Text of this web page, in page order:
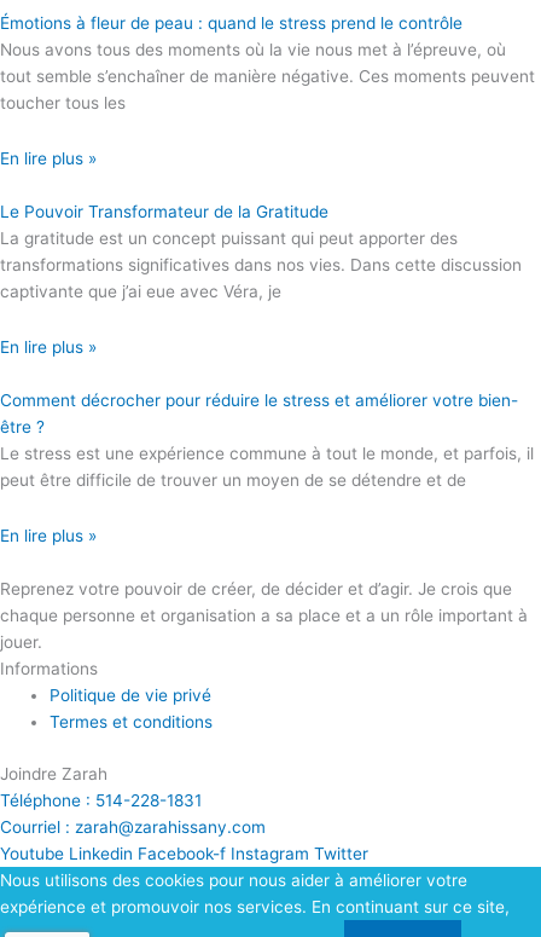
Émotions à fleur de peau : quand le stress prend le contrôle
Nous avons tous des moments où la vie nous met à l’épreuve, où
tout semble s’enchaîner de manière négative. Ces moments peuvent
toucher tous les
En lire plus »
Le Pouvoir Transformateur de la Gratitude
La gratitude est un concept puissant qui peut apporter des
transformations significatives dans nos vies. Dans cette discussion
captivante que j’ai eue avec Véra, je
En lire plus »
Comment décrocher pour réduire le stress et améliorer votre bien-
être ?
Le stress est une expérience commune à tout le monde, et parfois, il
peut être difficile de trouver un moyen de se détendre et de
En lire plus »
Reprenez votre pouvoir de créer, de décider et d’agir. Je crois que
chaque personne et organisation a sa place et a un rôle important à
jouer.
Informations
Politique de vie privé
Termes et conditions
Joindre Zarah
Téléphone : 514-228-1831
Courriel : zarah@zarahissany.com
Youtube Linkedin Facebook-f Instagram Twitter
Nous utilisons des cookies pour nous aider à améliorer votre
expérience et promouvoir nos services. En continuant sur ce site,